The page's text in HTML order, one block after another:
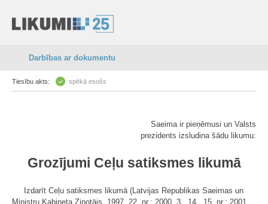
Darbības ar dokumentu
Tiesību akts: spēkā esošs
Saeima ir pieņēmusi un Valsts
prezidents izsludina šādu likumu:
Grozījumi Ceļu satiksmes likumā
Izdarīt Ceļu satiksmes likumā (Latvijas Republikas Saeimas un
Ministru Kabineta Ziņotājs, 1997, 22. nr.; 2000, 3., 14., 15. nr.; 2001,